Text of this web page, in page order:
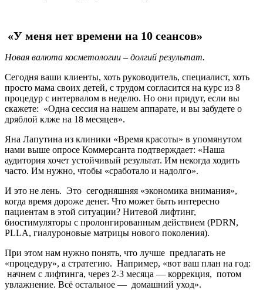
«У меня нет времени на 10 сеансов»
Новая валюта косметологии – долгий результат.
Сегодня ваши клиенты, хоть руководитель, специалист, хоть
просто мама своих детей, с трудом согласится на курс из 8
процедур с интервалом в неделю. Но они придут, если вы
скажете: «Одна сессия на нашем аппарате, и вы забудете о
дряблой клже на 18 месяцев».
Яна Лапутина из клиники «Время красоты» в упомянутом
нами выше опросе Коммерсанта подтверждает: «Наша
аудитория хочет устойчивый результат. Им некогда ходить
часто. Им нужно, чтобы «сработало и надолго».
И это не лень. Это сегодняшняя «экономика внимания»,
когда время дороже денег. Что может быть интересно
пациентам в этой ситуации? Нитевой лифтинг,
биостимуляторы с пролонгированным действием (PDRN,
PLLA, гиалуроновые матрицы нового поколения).
При этом нам нужно понять, что лучше предлагать не
«процедуру», а стратегию. Например, «вот ваш план на год:
начнем с лифтинга, через 2-3 месяца — коррекция, потом
увлажнение. Всё остальное — домашний уход».